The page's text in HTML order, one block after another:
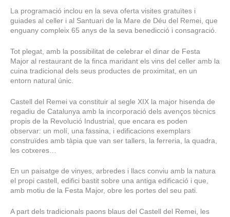
La programació inclou en la seva oferta visites gratuïtes i
guiades al celler i al Santuari de la Mare de Déu del Remei, que
enguany compleix 65 anys de la seva benedicció i consagració.
Tot plegat, amb la possibilitat de celebrar el dinar de Festa
Major al restaurant de la finca maridant els vins del celler amb la
cuina tradicional dels seus productes de proximitat, en un
entorn natural únic.
Castell del Remei va constituir al segle XIX la major hisenda de
regadiu de Catalunya amb la incorporació dels avenços tècnics
propis de la Revolució Industrial, que encara es poden
observar: un molí, una fassina, i edificacions exemplars
construïdes amb tàpia que van ser tallers, la ferreria, la quadra,
les cotxeres…
En un paisatge de vinyes, arbredes i llacs conviu amb la natura
el propi castell, edifici bastit sobre una antiga edificació i que,
amb motiu de la Festa Major, obre les portes del seu pati.
A part dels tradicionals paons blaus del Castell del Remei, les